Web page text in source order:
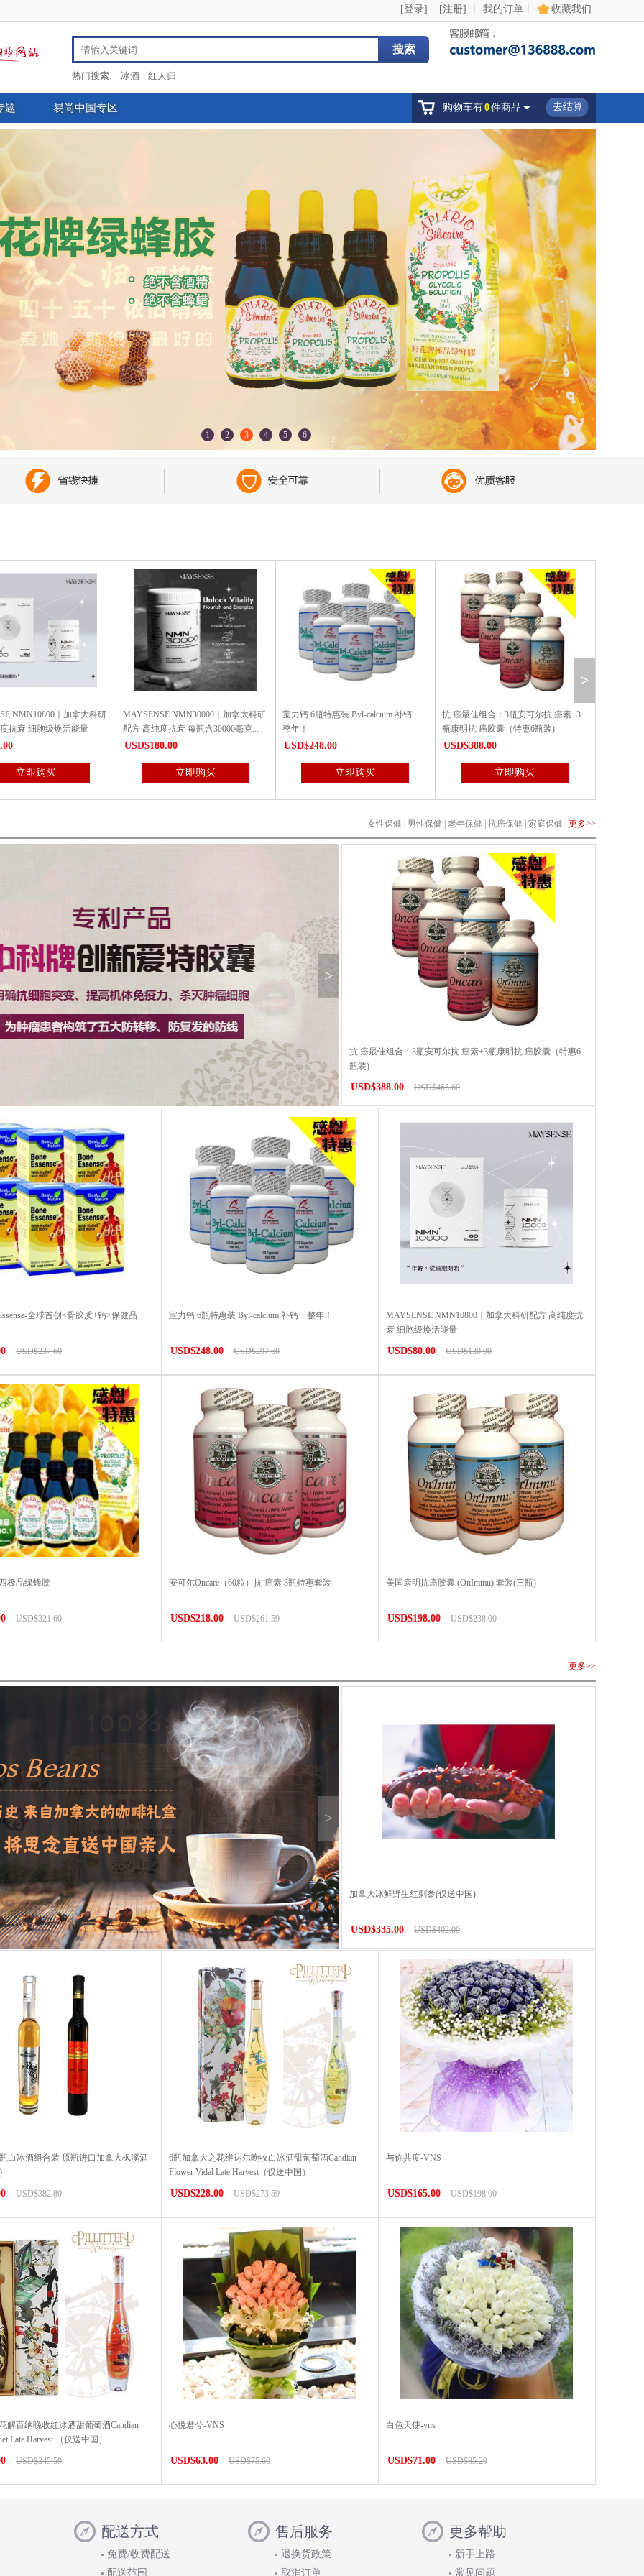
[登录] [注册] 我的订单 收藏我们
搜索
热门搜索: 冰酒 红人归
题 易尚中国专区 购物车有0件商品 去结算
1 2 3 4 5 6
NMN30000｜加拿大科研
抗衰 每瓶含30000毫克...
立即购买
宝力钙 6瓶特惠装 Byl-calcium 补钙一
整年！
USD$248.00
立即购买
抗 癌最佳组合：3瓶安可尔抗 癌素+3
瓶康明抗 癌胶囊（特惠6瓶装)
USD$388.00
立即购买
红人归胶囊6瓶特惠装Sangel
USD$338.00
立即购买
>
女性保健 男性保健 老年保健 抗癌保健 家庭保健 更多>>
>
抗 癌最佳组合：3瓶安可尔抗 癌素+3瓶康明抗 癌胶囊（特惠6
瓶装)
USD$388.00 USD$465.60
全球首创<骨胶质+钙>保健品
USD$237.60
宝力钙 6瓶特惠装 Byl-calcium 补钙一整年！
USD$248.00 USD$297.60
MAYSENSE NMN10800｜加拿大科研配方 高纯度抗
衰 细胞级焕活能量
USD$80.00 USD$130.00
极品绿蜂胶
USD$321.60
安可尔Oncare（60粒）抗 癌素 3瓶特惠套装
USD$218.00 USD$261.59
美国康明抗癌胶囊 (OnImmu) 套装(三瓶)
USD$198.00 USD$238.00
更多>>
>
加拿大冰鲜野生红刺参(仅送中国)
USD$335.00 USD$402.00
白冰酒组合装 原瓶进口加拿大枫溪酒
USD$382.80
6瓶加拿大之花维达尔晚收白冰酒甜葡萄酒Candian
Flower Vidal Late Harvest（仅送中国）
USD$228.00 USD$273.59
与你共度-VNS
USD$165.00 USD$198.00
解百纳晚收红冰酒甜葡萄酒Candian
Late Harvest （仅送中国）
USD$345.59
心悦君兮-VNS
USD$63.00 USD$75.60
白色天使-vns
USD$71.00 USD$85.20
配送方式
免费/收费配送
配送范围
售后服务
退换货政策
取消订单
更多帮助
新手上路
常见问题